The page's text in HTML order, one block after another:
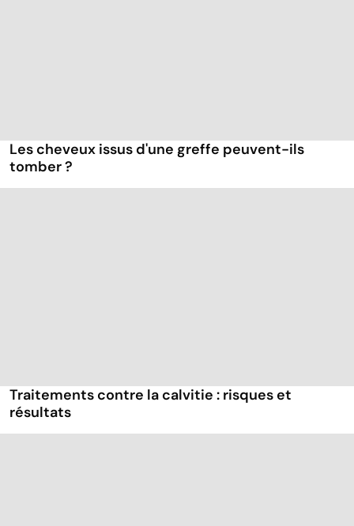
Les cheveux issus d'une greffe peuvent-ils
tomber ?
Traitements contre la calvitie : risques et
résultats